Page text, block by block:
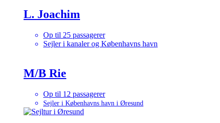
L. Joachim
Op til 25 passagerer
Sejler i kanaler og Københavns havn
M/B Rie
Op til 12 passagerer
Sejler i Københavns havn i Øresund